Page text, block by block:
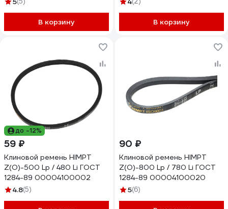
В корзину В корзину
до -12%
59 ₽
Клиновой ремень HIMPT
Z(O)-500 Lp / 480 Li ГОСТ
1284-89 00004100002
4.8(5)
90 ₽
Клиновой ремень HIMPT
Z(O)-800 Lp / 780 Li ГОСТ
1284-89 00004100020
5(6)